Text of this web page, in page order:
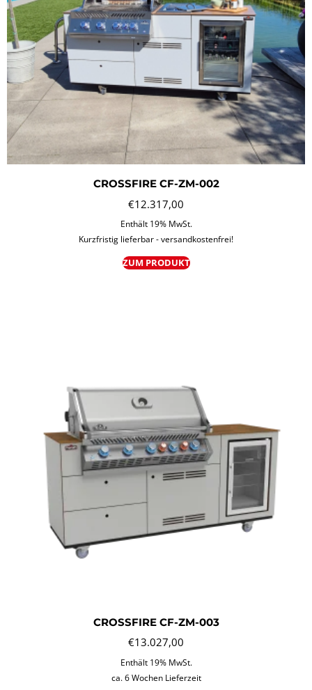
CROSSFIRE CF-ZM-002
€12.317,00
Enthält 19% MwSt.
Kurzfristig lieferbar - versandkostenfrei!
ZUM PRODUKT
CROSSFIRE CF-ZM-003
€13.027,00
Enthält 19% MwSt.
ca. 6 Wochen Lieferzeit